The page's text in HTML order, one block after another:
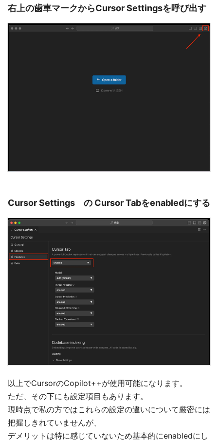
右上の歯車マークからCursor Settingsを呼び出す
Cursor Settings の Cursor Tabをenabledにする
以上でCursorのCopilot++が使用可能になります。
ただ、その下にも設定項目もあります。
現時点で私の方ではこれらの設定の違いについて厳密には
把握しきれていませんが、
デメリットは特に感じていないため基本的にenabledにし